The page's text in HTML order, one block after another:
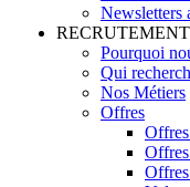
Newsletters
Pourquoi
Qui
Nos Métiers
Offres